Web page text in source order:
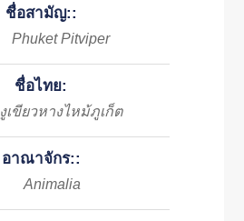
ชื่อสามัญ::
Phuket Pitviper
ชื่อไทย:
งูเขียวหางไหม้ภูเก็ต
อาณาจักร::
Animalia